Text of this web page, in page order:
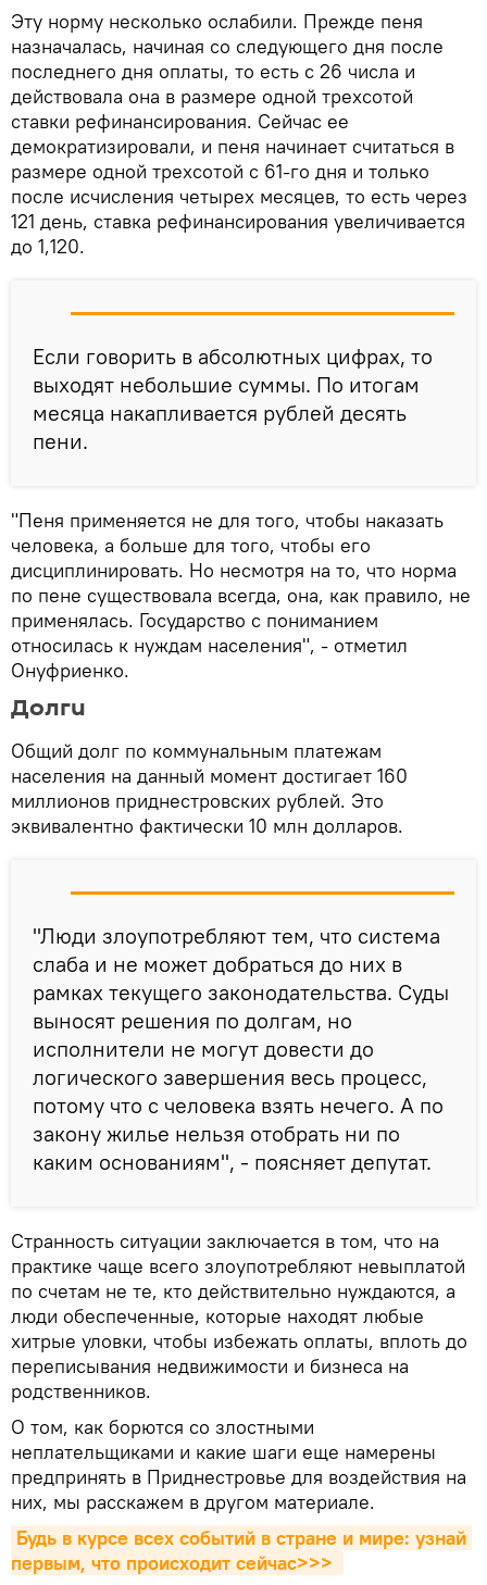
Эту норму несколько ослабили. Прежде пеня
назначалась, начиная со следующего дня после
последнего дня оплаты, то есть с 26 числа и
действовала она в размере одной трехсотой
ставки рефинансирования. Сейчас ее
демократизировали, и пеня начинает считаться в
размере одной трехсотой с 61-го дня и только
после исчисления четырех месяцев, то есть через
121 день, ставка рефинансирования увеличивается
до 1,120.
Если говорить в абсолютных цифрах, то
выходят небольшие суммы. По итогам
месяца накапливается рублей десять
пени.
"Пеня применяется не для того, чтобы наказать
человека, а больше для того, чтобы его
дисциплинировать. Но несмотря на то, что норма
по пене существовала всегда, она, как правило, не
применялась. Государство с пониманием
относилась к нуждам населения", - отметил
Онуфриенко.
Долги
Общий долг по коммунальным платежам
населения на данный момент достигает 160
миллионов приднестровских рублей. Это
эквивалентно фактически 10 млн долларов.
"Люди злоупотребляют тем, что система
слаба и не может добраться до них в
рамках текущего законодательства. Суды
выносят решения по долгам, но
исполнители не могут довести до
логического завершения весь процесс,
потому что с человека взять нечего. А по
закону жилье нельзя отобрать ни по
каким основаниям", - поясняет депутат.
Странность ситуации заключается в том, что на
практике чаще всего злоупотребляют невыплатой
по счетам не те, кто действительно нуждаются, а
люди обеспеченные, которые находят любые
хитрые уловки, чтобы избежать оплаты, вплоть до
переписывания недвижимости и бизнеса на
родственников.
О том, как борются со злостными
неплательщиками и какие шаги еще намерены
предпринять в Приднестровье для воздействия на
них, мы расскажем в другом материале.
Будь в курсе всех событий в стране и мире: узнай
первым, что происходит сейчаc>>>